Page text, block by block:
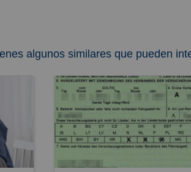
algunos similares que pueden